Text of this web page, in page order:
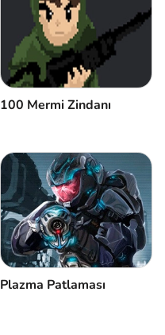
100 Mermi Zindanı
Plazma Patlaması